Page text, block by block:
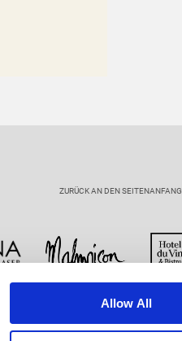
Allow All
ZURÜCK AN DEN SEITENANFANG